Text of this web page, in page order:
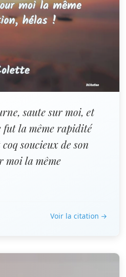
saute sur moi, et
fut la même rapidité
soucieux de son
la même
Voir la citation →